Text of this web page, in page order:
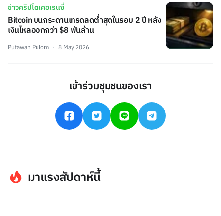
ข่าวคริปโตเคอเรนซี่
Bitcoin บนกระดานเทรดลดต่ำสุดในรอบ 2 ปี หลัง
เงินไหลออกกว่า $8 พันล้าน
Putawan Pulom 8 May 2026
เข้าร่วมชุมชนของเรา
มาแรงสัปดาห์นี้